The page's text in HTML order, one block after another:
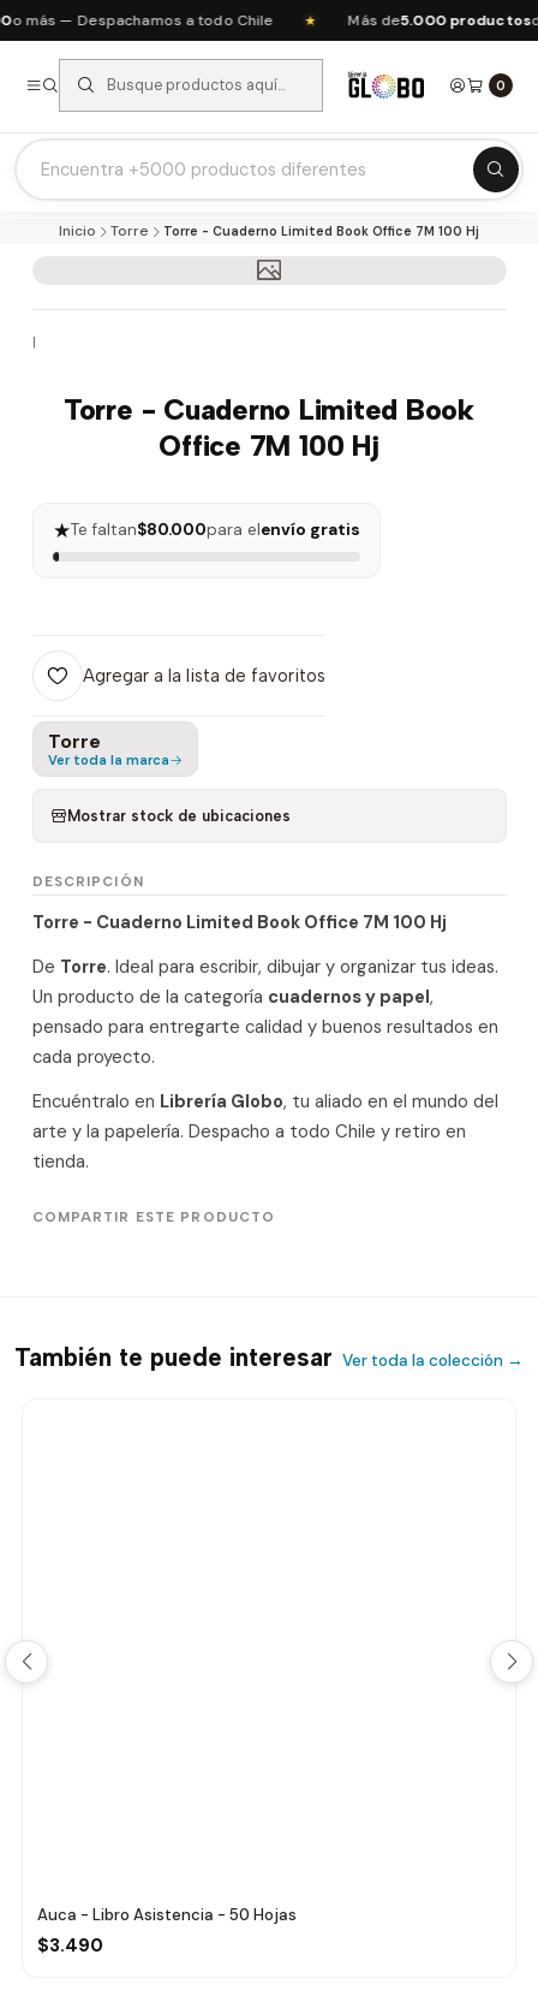
más — Despachamos a todo Chile Más de5.000 productos
0
Ofertas del mes
Recién Llegados
Agendas & Planners
Inicio Torre Torre - Cuaderno Limited Book Office 7M 100 Hj
|
Torre - Cuaderno Limited Book
Office 7M 100 Hj
★Te faltan$80.000para elenvío gratis
Agregar a la lista de favoritos
Torre
Ver toda la marca
Mostrar stock de ubicaciones
DESCRIPCIÓN
Torre - Cuaderno Limited Book Office 7M 100 Hj
De Torre. Ideal para escribir, dibujar y organizar tus ideas.
Un producto de la categoría cuadernos y papel,
pensado para entregarte calidad y buenos resultados en
cada proyecto.
Encuéntralo en Librería Globo, tu aliado en el mundo del
arte y la papelería. Despacho a todo Chile y retiro en
tienda.
COMPARTIR ESTE PRODUCTO
También te puede interesar Ver toda la colección →
Auca - Libro Asistencia - 50 Hojas
$3.490